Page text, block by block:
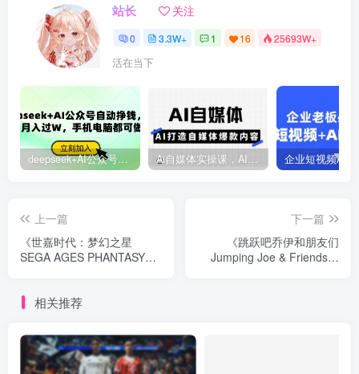
站长 关注
0 3.3W+ 1 16 25693W+
活在当下
deepseek+AI公众号自动挣钱，轻松月入过W，手机电脑都可做 Ai自媒体实操课，AI打造自媒体爆款内容
上一篇
《世嘉时代：梦幻之星
SEGA AGES PHANTASY
下一篇
《跳跃吧乔伊和朋友们
Jumping Joe & Friends》
相关推荐